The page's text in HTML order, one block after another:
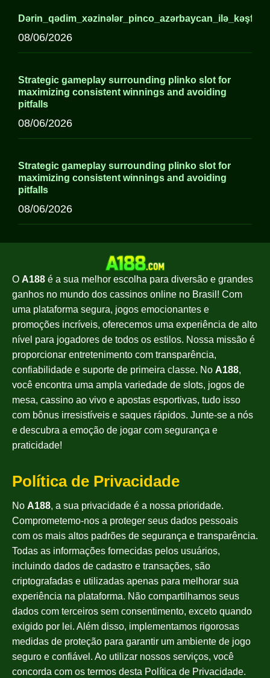
08/06/2026
Strategic gameplay surrounding plinko slot for
maximizing consistent winnings and avoiding
pitfalls
08/06/2026
Strategic gameplay surrounding plinko slot for
maximizing consistent winnings and avoiding
pitfalls
08/06/2026
O A188 é a sua melhor escolha para diversão e grandes
ganhos no mundo dos cassinos online no Brasil! Com
uma plataforma segura, jogos emocionantes e
promoções incríveis, oferecemos uma experiência de alto
nível para jogadores de todos os estilos. Nossa missão é
proporcionar entretenimento com transparência,
confiabilidade e suporte de primeira classe. No A188,
você encontra uma ampla variedade de slots, jogos de
mesa, cassino ao vivo e apostas esportivas, tudo isso
com bônus irresistíveis e saques rápidos. Junte-se a nós
e descubra a emoção de jogar com segurança e
praticidade!
Política de Privacidade
No A188, a sua privacidade é a nossa prioridade.
Comprometemo-nos a proteger seus dados pessoais
com os mais altos padrões de segurança e transparência.
Todas as informações fornecidas pelos usuários,
incluindo dados de cadastro e transações, são
criptografadas e utilizadas apenas para melhorar sua
experiência na plataforma. Não compartilhamos seus
dados com terceiros sem consentimento, exceto quando
exigido por lei. Além disso, implementamos rigorosas
medidas de proteção para garantir um ambiente de jogo
seguro e confiável. Ao utilizar nossos serviços, você
concorda com os termos desta Política de Privacidade.